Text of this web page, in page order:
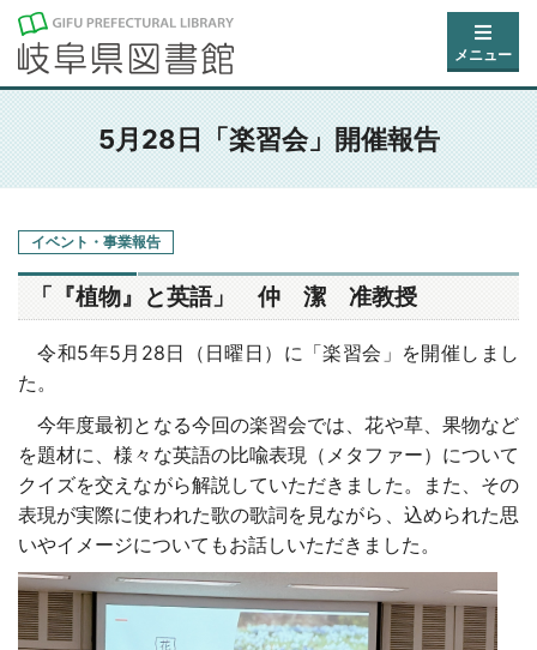
メニュー
5月28日「楽習会」開催報告
イベント・事業報告
「『植物』と英語」 仲 潔 准教授
令和5年5月28日（日曜日）に「楽習会」を開催しまし
た。
今年度最初となる今回の楽習会では、花や草、果物など
を題材に、様々な英語の比喩表現（メタファー）について
クイズを交えながら解説していただきました。また、その
表現が実際に使われた歌の歌詞を見ながら、込められた思
いやイメージについてもお話しいただきました。